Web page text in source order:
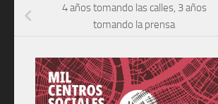
4 años tomando las calles, 3 años
tomando la prensa